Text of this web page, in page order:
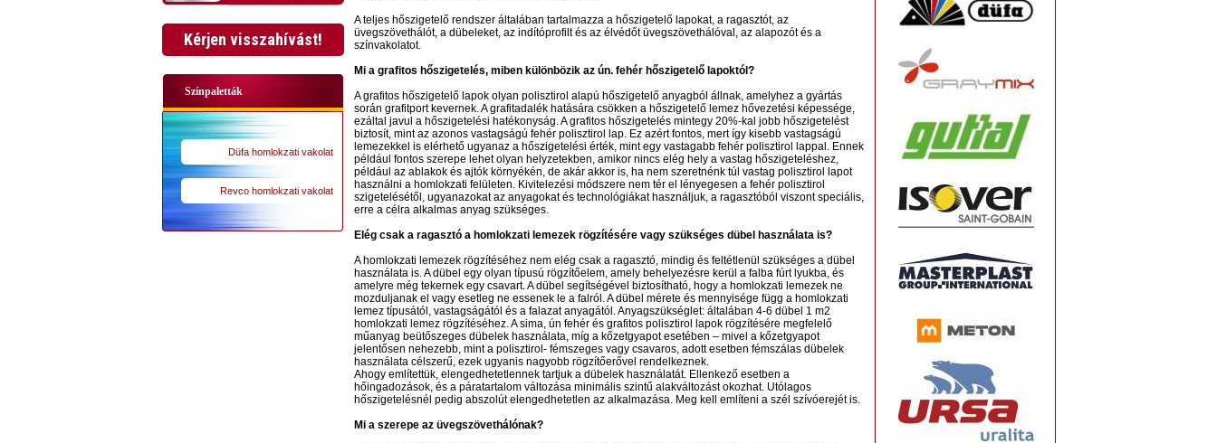
Kérjen visszahívást!
Színpaletták
Düfa homlokzati vakolat
Revco homlokzati vakolat
A teljes hőszigetelő rendszer általában tartalmazza a hőszigetelő lapokat, a ragasztót, az
üvegszövethálót, a dübeleket, az indítóprofilt és az élvédőt üvegszövethálóval, az alapozót és a
színvakolatot.
Mi a grafitos hőszigetelés, miben különbözik az ún. fehér hőszigetelő lapoktól?
A grafitos hőszigetelő lapok olyan polisztirol alapú hőszigetelő anyagból állnak, amelyhez a gyártás
során grafitport kevernek. A grafitadalék hatására csökken a hőszigetelő lemez hővezetési képessége,
ezáltal javul a hőszigetelési hatékonyság. A grafitos hőszigetelés mintegy 20%-kal jobb hőszigetelést
biztosít, mint az azonos vastagságú fehér polisztirol lap. Ez azért fontos, mert így kisebb vastagságú
lemezekkel is elérhető ugyanaz a hőszigetelési érték, mint egy vastagabb fehér polisztirol lappal. Ennek
például fontos szerepe lehet olyan helyzetekben, amikor nincs elég hely a vastag hőszigeteléshez,
például az ablakok és ajtók környékén, de akár akkor is, ha nem szeretnénk túl vastag polisztirol lapot
használni a homlokzati felületen. Kivitelezési módszere nem tér el lényegesen a fehér polisztirol
szigetelésétől, ugyanazokat az anyagokat és technológiákat használjuk, a ragasztóból viszont speciális,
erre a célra alkalmas anyag szükséges.
Elég csak a ragasztó a homlokzati lemezek rögzítésére vagy szükséges dübel használata is?
A homlokzati lemezek rögzítéséhez nem elég csak a ragasztó, mindig és feltétlenül szükséges a dübel
használata is. A dübel egy olyan típusú rögzítőelem, amely behelyezésre kerül a falba fúrt lyukba, és
amelyre még tekernek egy csavart. A dübel segítségével biztosítható, hogy a homlokzati lemezek ne
mozduljanak el vagy esetleg ne essenek le a falról. A dübel mérete és mennyisége függ a homlokzati
lemez típusától, vastagságától és a falazat anyagától. Anyagszükséglet: általában 4-6 dübel 1 m2
homlokzati lemez rögzítéséhez. A sima, ún fehér és grafitos polisztirol lapok rögzítésére megfelelő
műanyag beütőszeges dübelek használata, míg a kőzetgyapot esetében – mivel a kőzetgyapot
jelentősen nehezebb, mint a polisztirol- fémszeges vagy csavaros, adott esetben fémszálas dübelek
használata célszerű, ezek ugyanis nagyobb rögzítőerővel rendelkeznek.
Ahogy említettük, elengedhetetlennek tartjuk a dübelek használatát. Ellenkező esetben a
hőingadozások, és a páratartalom változása minimális szintű alakváltozást okozhat. Utólagos
hőszigetelésnél pedig abszolút elengedhetetlen az alkalmazása. Meg kell említeni a szél szívóerejét is.
Mi a szerepe az üvegszövethálónak?